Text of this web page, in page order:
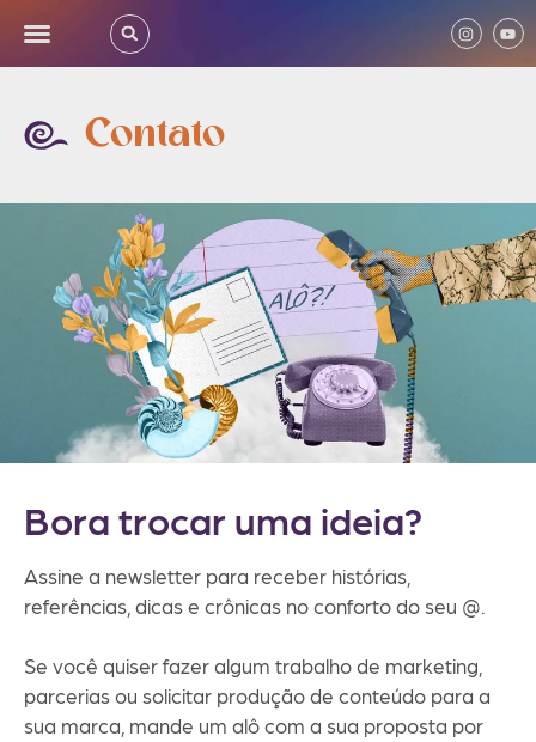
Contato
Bora trocar uma ideia?
Assine a newsletter para receber histórias,
referências, dicas e crônicas no conforto do seu @.
Se você quiser fazer algum trabalho de marketing,
parcerias ou solicitar produção de conteúdo para a
sua marca, mande um alô com a sua proposta por